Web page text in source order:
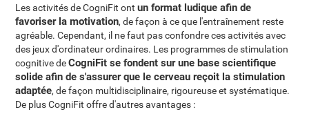
Les activités de CogniFit ontun format ludique afin de
favoriser la motivation, de façon à ce que l'entraînement reste
agréable. Cependant, il ne faut pas confondre ces activités avec
des jeux d'ordinateur ordinaires. Les programmes de stimulation
cognitive deCogniFit se fondent sur une base scientifique
solide afin de s'assurer que le cerveau reçoit la stimulation
adaptée, de façon multidisciplinaire, rigoureuse et systématique.
De plus CogniFit offre d'autres avantages :